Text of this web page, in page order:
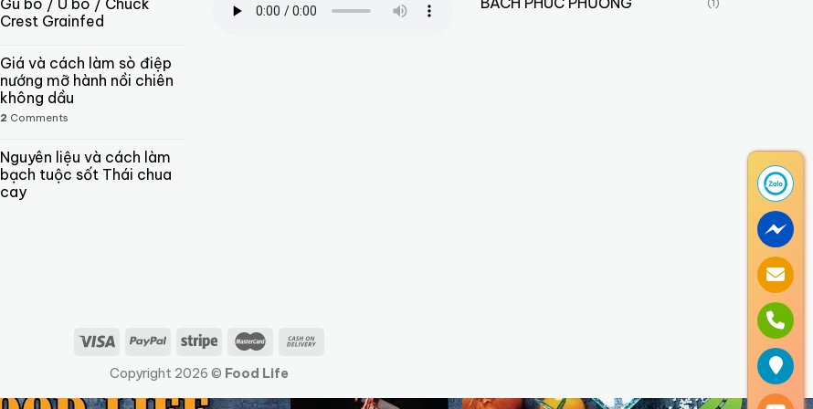
Gù bò / U bò / Chuck
Crest Grainfed
Giá và cách làm sò điệp
nướng mỡ hành nồi chiên
không dầu
2 Comments
Nguyên liệu và cách làm
bạch tuộc sốt Thái chua
cay
(1)
Copyright 2026 © Food Life